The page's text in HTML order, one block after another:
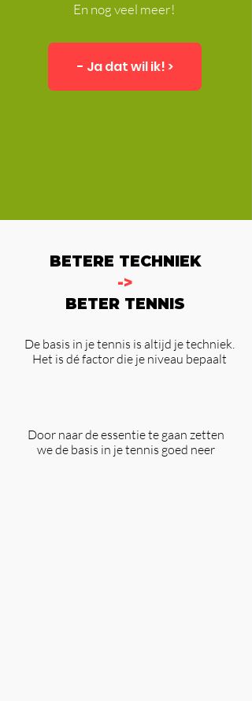
En nog veel meer!
- Ja dat wil ik! >
BETERE TECHNIEK
->
BETER TENNIS
De basis in je tennis is altijd je techniek.
Het is dé factor die je niveau bepaalt
Door naar de essentie te gaan zetten
we de basis in je tennis goed neer